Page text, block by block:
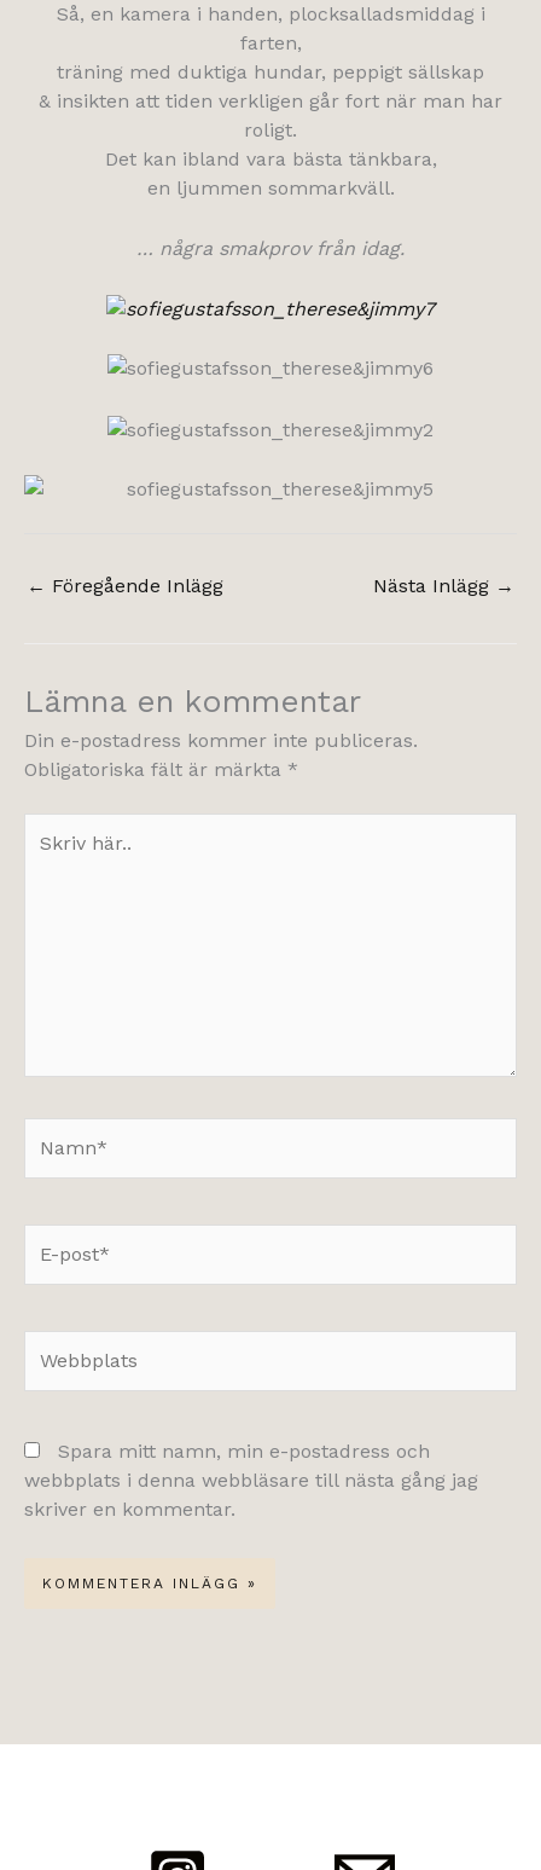
Så, en kamera i handen, plocksalladsmiddag i
farten,
träning med duktiga hundar, peppigt sällskap
& insikten att tiden verkligen går fort när man har
roligt.
Det kan ibland vara bästa tänkbara,
en ljummen sommarkväll.
… några smakprov från idag.
← Föregående Inlägg Nästa Inlägg →
Lämna en kommentar
Din e-postadress kommer inte publiceras.
Obligatoriska fält är märkta *
här..
post*
Spara mitt namn, min e-postadress och
webbplats i denna webbläsare till nästa gång jag
skriver en kommentar.